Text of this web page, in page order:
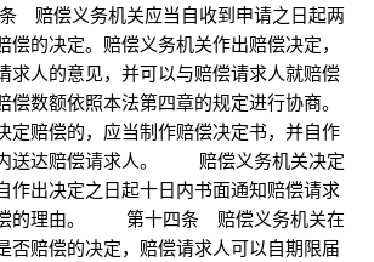
偿义务机关应当自收到申请之日起两
偿的决定。赔偿义务机关作出赔偿决定，
求人的意见，并可以与赔偿请求人就赔偿
偿数额依照本法第四章的规定进行协商。
赔偿的，应当制作赔偿决定书，并自作
送达赔偿请求人。 赔偿义务机关决定
作出决定之日起十日内书面通知赔偿请求
偿的理由。 第十四条 赔偿义务机关在
否赔偿的决定，赔偿请求人可以自期限届